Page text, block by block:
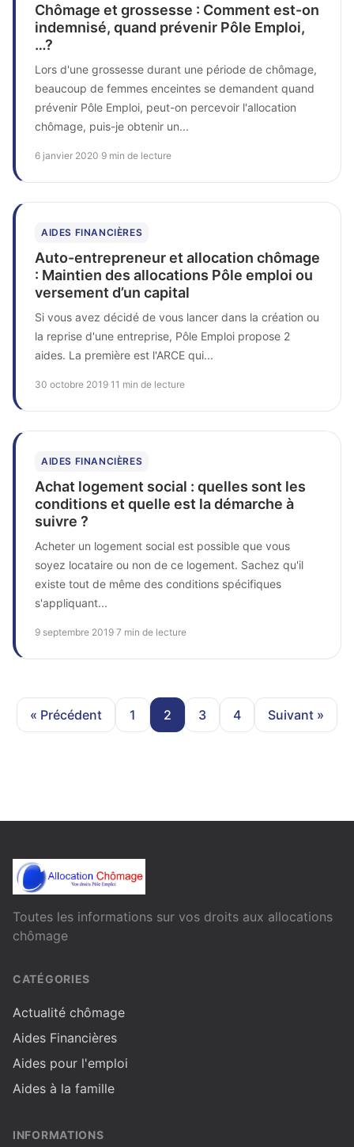
Chômage et grossesse : Comment est-on
indemnisé, quand prévenir Pôle Emploi,
…?
Lors d'une grossesse durant une période de chômage,
beaucoup de femmes enceintes se demandent quand
prévenir Pôle Emploi, peut-on percevoir l'allocation
chômage, puis-je obtenir un...
6 janvier 2020 9 min de lecture
AIDES FINANCIÈRES
Auto-entrepreneur et allocation chômage
: Maintien des allocations Pôle emploi ou
versement d’un capital
Si vous avez décidé de vous lancer dans la création ou
la reprise d'une entreprise, Pôle Emploi propose 2
aides. La première est l'ARCE qui...
30 octobre 2019 11 min de lecture
AIDES FINANCIÈRES
Achat logement social : quelles sont les
conditions et quelle est la démarche à
suivre ?
Acheter un logement social est possible que vous
soyez locataire ou non de ce logement. Sachez qu'il
existe tout de même des conditions spécifiques
s'appliquant...
9 septembre 2019 7 min de lecture
« Précédent 1 2 3 4 Suivant »
Toutes les informations sur vos droits aux allocations
chômage
CATÉGORIES
Actualité chômage
Aides Financières
Aides pour l'emploi
Aides à la famille
INFORMATIONS